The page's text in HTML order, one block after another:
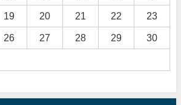
19 20 21 22 23
26 27 28 29 30